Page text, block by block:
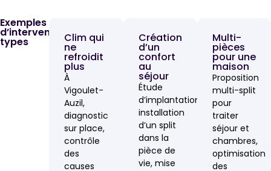
Exemples
d’interventions
types Clim qui
ne
refroidit
plus
À
Vigoulet-
Auzil,
diagnostic
sur place,
contrôle
des
causes
Création
d’un
confort
au
séjour
Étude
d’implantation,
installation
d’un split
dans la
pièce de
vie, mise
Multi-
pièces
pour une
maison
Proposition
multi-split
pour
traiter
séjour et
chambres,
optimisation
des